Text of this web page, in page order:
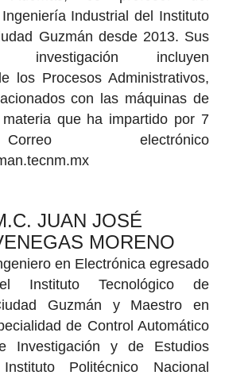
Industrial del Instituto
Guzmán desde 2013. Sus
incluyen
los Procesos Administrativos,
con las máquinas de
que ha impartido por 7
electrónico
JUAN JOSÉ
MORENO
en Electrónica egresado
Instituto Tecnológico de
Guzmán y Maestro en
de Control Automático
Investigación y de Estudios
Politécnico Nacional